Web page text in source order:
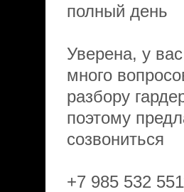
полный день
Уверена, у
много
разбору
поэтому
созвониться
+7 985 532